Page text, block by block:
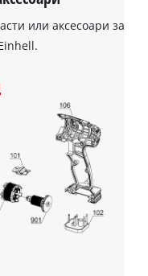
съгласие, за да
Google Maps!
to load due
not disclosed to the
needs to setup
to add this content
used.
или аксесоари за